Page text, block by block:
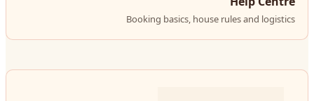
Booking basics, house rules and logistics